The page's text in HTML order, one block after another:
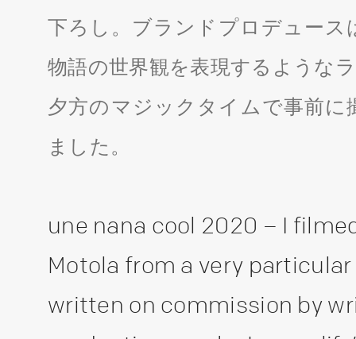
下ろし。ブランドプロデュー
物語の世界観を表現するような
夕方のマジックタイムで事前
ました。
une nana cool 2020 – I
Motola from a very
written on commission by